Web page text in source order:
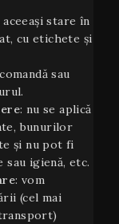
stare în
cu etichete și
sau
: nu se aplică
bunurilor
și nu pot fi
igienă, etc.
: vom
(cel mai